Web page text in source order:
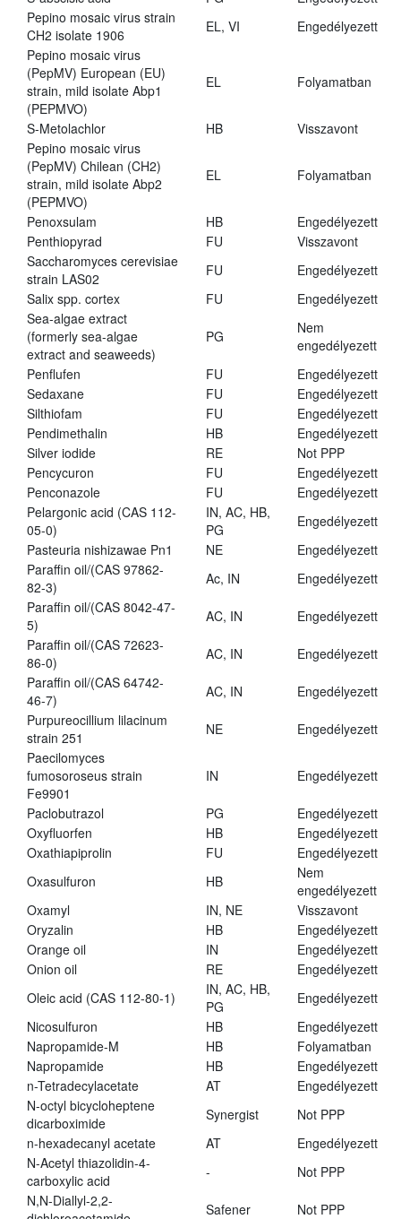
Pepino mosaic virus strain
CH2 isolate 1906
EL, VI
Engedélyezett
Pepino mosaic virus
(PepMV) European (EU)
strain, mild isolate Abp1
(PEPMVO)
EL Folyamatban
S-Metolachlor HB
Visszavont
Pepino mosaic virus
(PepMV) Chilean (CH2)
strain, mild isolate Abp2
(PEPMVO)
EL Folyamatban
Penoxsulam HB
Engedélyezett
Penthiopyrad
FU
Visszavont
Saccharomyces cerevisiae
strain LAS02
FU
Engedélyezett
Salix spp. cortex
FU
Engedélyezett
Sea-algae extract
(formerly sea-algae
extract and seaweeds)
PG
Nem
engedélyezett
Penflufen
FU
Engedélyezett
Sedaxane
FU
Engedélyezett
Silthiofam
FU
Engedélyezett
Pendimethalin
HB
Engedélyezett
Silver iodide
RE
Not PPP
Pencycuron
FU
Engedélyezett
Penconazole
FU
Engedélyezett
Pelargonic acid (CAS 112-
05-0)
IN, AC, HB,
PG
Engedélyezett
Pasteuria nishizawae Pn1
NE
Engedélyezett
Paraffin oil/(CAS 97862-
82-3)
Ac, IN
Engedélyezett
Paraffin oil/(CAS 8042-47-
5)
AC, IN
Engedélyezett
Paraffin oil/(CAS 72623-
86-0)
AC, IN
Engedélyezett
Paraffin oil/(CAS 64742-
46-7)
AC, IN
Engedélyezett
Purpureocillium lilacinum
strain 251
NE
Engedélyezett
Paecilomyces
fumosoroseus strain
Fe9901
IN Engedélyezett
Paclobutrazol PG
Engedélyezett
Oxyfluorfen
HB
Engedélyezett
Oxathiapiprolin
FU
Engedélyezett
Oxasulfuron
HB
Nem
engedélyezett
Oxamyl
IN, NE
Visszavont
Oryzalin
HB
Engedélyezett
Orange oil
IN
Engedélyezett
Onion oil
RE
Engedélyezett
Oleic acid (CAS 112-80-1)
IN, AC, HB,
PG
Engedélyezett
Nicosulfuron
HB
Engedélyezett
Napropamide-M
HB
Folyamatban
Napropamide
HB
Engedélyezett
n-Tetradecylacetate
AT
Engedélyezett
N-octyl bicycloheptene
dicarboximide
Synergist
Not PPP
n-hexadecanyl acetate
AT
Engedélyezett
N-Acetyl thiazolidin-4-
carboxylic acid
-
Not PPP
N,N-Diallyl-2,2-
Safener
Not PPP